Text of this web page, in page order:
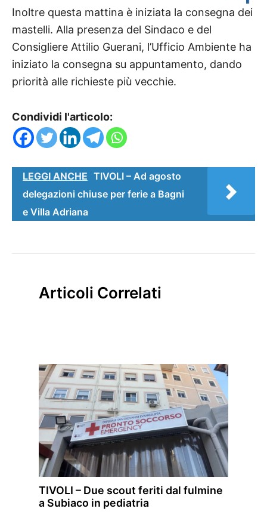
Inoltre questa mattina è iniziata la consegna dei
mastelli. Alla presenza del Sindaco e del
Consigliere Attilio Guerani, l’Ufficio Ambiente ha
iniziato la consegna su appuntamento, dando
priorità alle richieste più vecchie.
Condividi l'articolo:
LEGGI ANCHE TIVOLI – Ad agosto
delegazioni chiuse per ferie a Bagni
e Villa Adriana
Articoli Correlati
TIVOLI – Due scout feriti dal fulmine
a Subiaco in pediatria